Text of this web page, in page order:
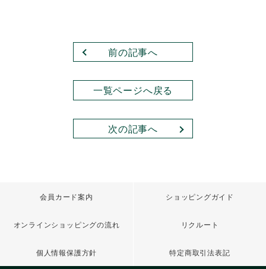
前の記事へ
一覧ページへ戻る
次の記事へ
会員カード案内 ショッピングガイド
オンラインショッピングの流れ リクルート
個人情報保護方針 特定商取引法表記